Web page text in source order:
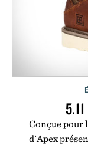
Conçue pour
d'Apex